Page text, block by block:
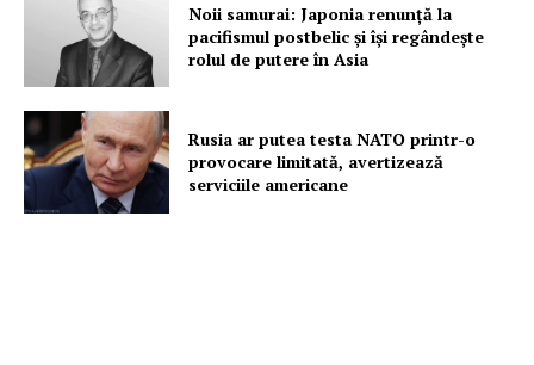
Noii samurai: Japonia renunță la
pacifismul postbelic și își regândește
rolul de putere în Asia
Rusia ar putea testa NATO printr-o
provocare limitată, avertizează
serviciile americane